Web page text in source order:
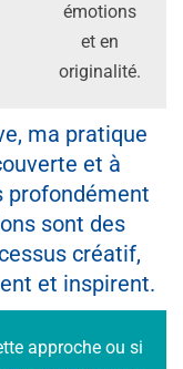
émotions
et en
originalité.
ma pratique
et à
profondément
sont des
créatif,
et inspirent.
approche ou si